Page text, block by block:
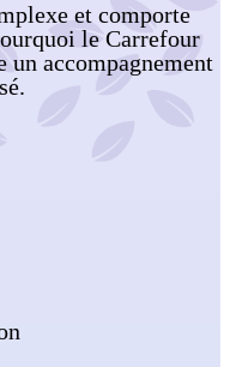
et comporte
le Carrefour
un accompagnement